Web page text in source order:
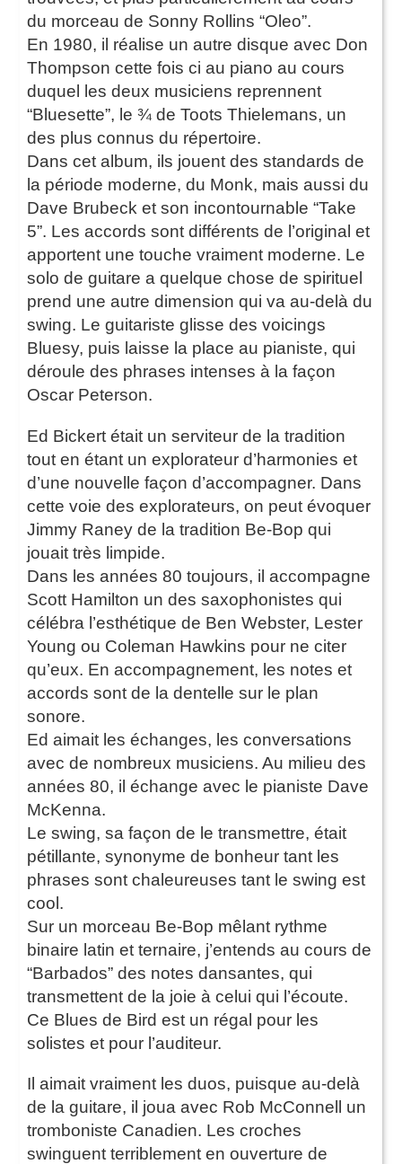
du morceau de Sonny Rollins “Oleo”.
En 1980, il réalise un autre disque avec Don
Thompson cette fois ci au piano au cours
duquel les deux musiciens reprennent
“Bluesette”, le ¾ de Toots Thielemans, un
des plus connus du répertoire.
Dans cet album, ils jouent des standards de
la période moderne, du Monk, mais aussi du
Dave Brubeck et son incontournable “Take
5”. Les accords sont différents de l’original et
apportent une touche vraiment moderne. Le
solo de guitare a quelque chose de spirituel
prend une autre dimension qui va au-delà du
swing. Le guitariste glisse des voicings
Bluesy, puis laisse la place au pianiste, qui
déroule des phrases intenses à la façon
Oscar Peterson.
Ed Bickert était un serviteur de la tradition
tout en étant un explorateur d’harmonies et
d’une nouvelle façon d’accompagner. Dans
cette voie des explorateurs, on peut évoquer
Jimmy Raney de la tradition Be-Bop qui
jouait très limpide.
Dans les années 80 toujours, il accompagne
Scott Hamilton un des saxophonistes qui
célébra l’esthétique de Ben Webster, Lester
Young ou Coleman Hawkins pour ne citer
qu’eux. En accompagnement, les notes et
accords sont de la dentelle sur le plan
sonore.
Ed aimait les échanges, les conversations
avec de nombreux musiciens. Au milieu des
années 80, il échange avec le pianiste Dave
McKenna.
Le swing, sa façon de le transmettre, était
pétillante, synonyme de bonheur tant les
phrases sont chaleureuses tant le swing est
cool.
Sur un morceau Be-Bop mêlant rythme
binaire latin et ternaire, j’entends au cours de
“Barbados” des notes dansantes, qui
transmettent de la joie à celui qui l’écoute.
Ce Blues de Bird est un régal pour les
solistes et pour l’auditeur.
Il aimait vraiment les duos, puisque au-delà
de la guitare, il joua avec Rob McConnell un
tromboniste Canadien. Les croches
swinguent terriblement en ouverture de